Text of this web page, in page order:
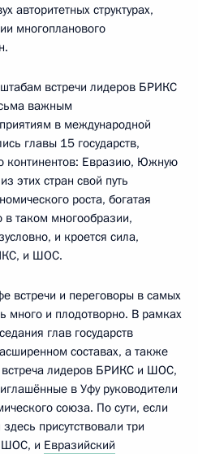
авторитетных структурах,
многопланового
встречи лидеров БРИКС
важным
в международной
главы 15 государств,
континентов: Евразию, Южную
этих стран свой путь
роста, богатая
в таком многообразии,
и кроется сила,
и ШОС.
встречи и переговоры в самых
много и плодотворно. В рамках
глав государств
составах, а также
лидеров БРИКС и ШОС,
в Уфу руководители
союза. По сути, если
присутствовали три
ШОС, и Евразийский